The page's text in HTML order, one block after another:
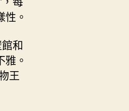
。
和
。
王